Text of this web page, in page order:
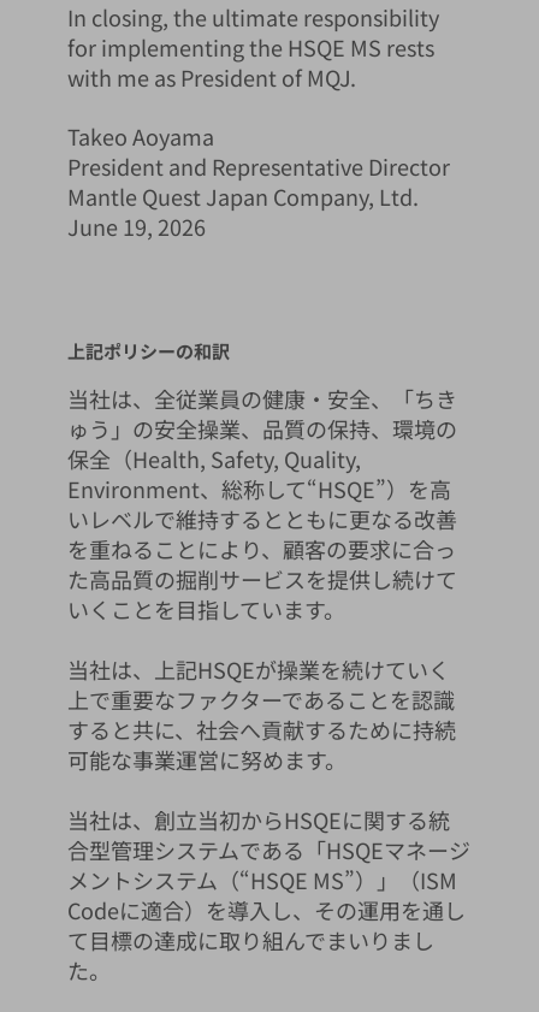
In closing, the ultimate responsibility
for implementing the HSQE MS rests
with me as President of MQJ.
Takeo Aoyama
President and Representative Director
Mantle Quest Japan Company, Ltd.
June 19, 2026
上記ポリシーの和訳
当社は、全従業員の健康・安全、「ちき
ゅう」の安全操業、品質の保持、環境の
保全（Health, Safety, Quality,
Environment、総称して“HSQE”）を高
いレベルで維持するとともに更なる改善
を重ねることにより、顧客の要求に合っ
た高品質の掘削サービスを提供し続けて
いくことを目指しています。
当社は、上記HSQEが操業を続けていく
上で重要なファクターであることを認識
すると共に、社会へ貢献するために持続
可能な事業運営に努めます。
当社は、創立当初からHSQEに関する統
合型管理システムである「HSQEマネージ
メントシステム（“HSQE MS”）」（ISM
Codeに適合）を導入し、その運用を通し
て目標の達成に取り組んでまいりまし
た。